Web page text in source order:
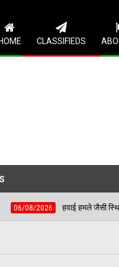
HOME CLASSIFIEDS
हमले जैसी स्थिति से निपटने के लिए